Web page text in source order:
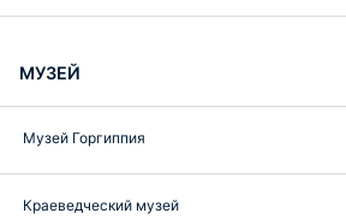
МУЗЕЙ
Музей Горгиппия
Краеведческий музей